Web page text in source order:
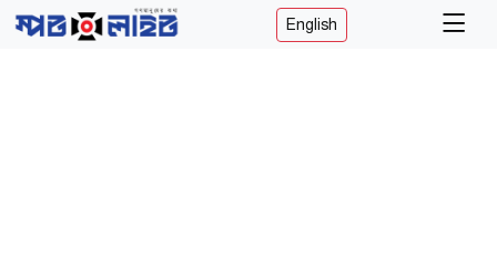
English